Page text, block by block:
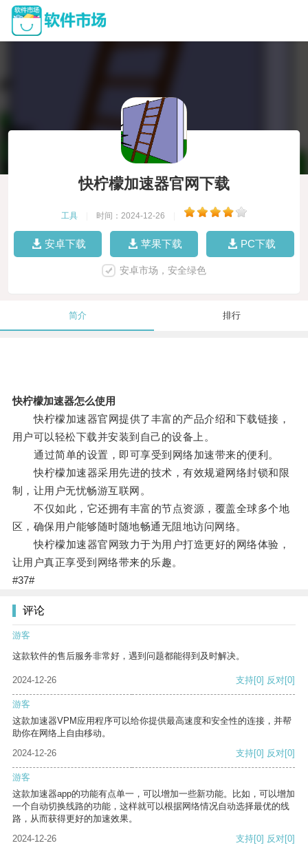
快柠檬加速器官网下载
工具 时间：2024-12-26
安卓下载 苹果下载 PC下载
安卓市场，安全绿色
简介 排行
快柠檬加速器怎么使用
快柠檬加速器官网提供了丰富的产品介绍和下载链接，
用户可以轻松下载并安装到自己的设备上。
通过简单的设置，即可享受到网络加速带来的便利。
快柠檬加速器采用先进的技术，有效规避网络封锁和限
制，让用户无忧畅游互联网。
不仅如此，它还拥有丰富的节点资源，覆盖全球多个地
区，确保用户能够随时随地畅通无阻地访问网络。
快柠檬加速器官网致力于为用户打造更好的网络体验，
让用户真正享受到网络带来的乐趣。
#37#
评论
游客
这款软件的售后服务非常好，遇到问题都能得到及时解决。
2024-12-26 支持[0] 反对[0]
游客
这款加速器VPM应用程序可以给你提供最高速度和安全性的连接，并帮
助你在网络上自由移动。
2024-12-26
支持[0] 反对[0]
游客
这款加速器app的功能有点单一，可以增加一些新功能。比如，可以增加
一个自动切换线路的功能，这样就可以根据网络情况自动选择最优的线
路，从而获得更好的加速效果。
2024-12-26
支持[0] 反对[0]